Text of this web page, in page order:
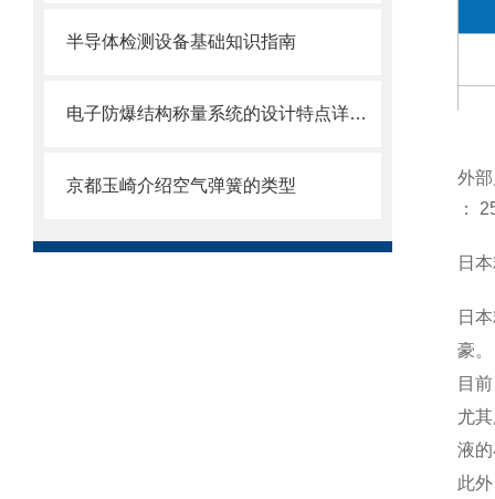
半导体检测设备基础知识指南
电子防爆结构称量系统的设计特点详细介绍
京都玉崎介绍空气弹簧的类型
外
：
日
日
豪
目
尤
液
此